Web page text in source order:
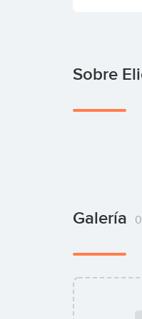
Sobre
Galería 0